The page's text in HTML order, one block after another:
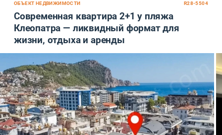
ОБЪЕКТ НЕДВИЖИМОСТИ R28-5504
Современная квартира 2+1 у пляжа
Клеопатра — ликвидный формат для
жизни, отдыха и аренды